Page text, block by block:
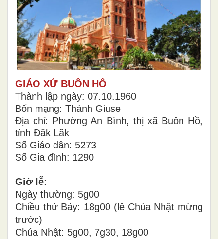
GIÁO XỨ BUÔN HÔ
Thành lập ngày: 07.10.1960
Bổn mạng: Thánh Giuse
Địa chỉ: Phường An Bình, thị xã Buôn Hồ,
tỉnh Đăk Lăk
Số Giáo dân: 5273
Số Gia đình: 1290
Giờ lễ:
Ngày thường: 5g00
Chiều thứ Bảy: 18g00 (lễ Chúa Nhật mừng
trước)
Chúa Nhật: 5g00, 7g30, 18g00